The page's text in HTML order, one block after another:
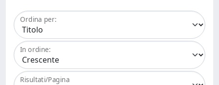
Ordina per:
In ordine:
Risultati/Pagina